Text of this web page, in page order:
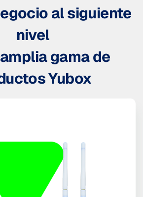
al siguiente
nivel
gama de
Yubox